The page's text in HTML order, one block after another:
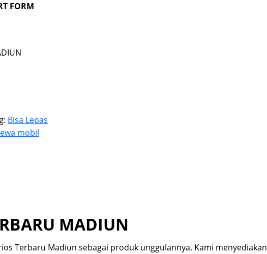
FORM
Bisa Lepas
mobil
MADIUN
Terbaru Madiun sebagai produk unggulannya. Kami menyediakan